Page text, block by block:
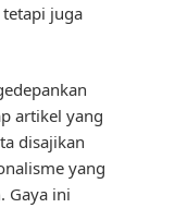
juga
artikel yang
disajikan
yang
Gaya ini